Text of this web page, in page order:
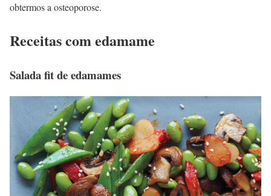
obtermos a osteoporose.
Receitas com edamame
Salada fit de edamames